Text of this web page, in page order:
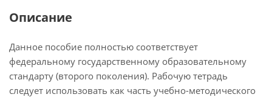
Описание
Данное пособие полностью соответствует
федеральному государственному образовательному
стандарту (второго поколения). Рабочую тетрадь
следует использовать как часть учебно-методического